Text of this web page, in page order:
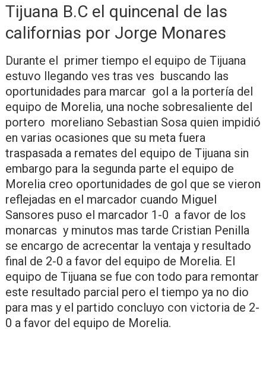
Tijuana B.C el quincenal de las
californias por Jorge Monares
Durante el primer tiempo el equipo de Tijuana
estuvo llegando ves tras ves buscando las
oportunidades para marcar gol a la portería del
equipo de Morelia, una noche sobresaliente del
portero moreliano Sebastian Sosa quien impidió
en varias ocasiones que su meta fuera
traspasada a remates del equipo de Tijuana sin
embargo para la segunda parte el equipo de
Morelia creo oportunidades de gol que se vieron
reflejadas en el marcador cuando Miguel
Sansores puso el marcador 1-0 a favor de los
monarcas y minutos mas tarde Cristian Penilla
se encargo de acrecentar la ventaja y resultado
final de 2-0 a favor del equipo de Morelia. El
equipo de Tijuana se fue con todo para remontar
este resultado parcial pero el tiempo ya no dio
para mas y el partido concluyo con victoria de 2-
0 a favor del equipo de Morelia.